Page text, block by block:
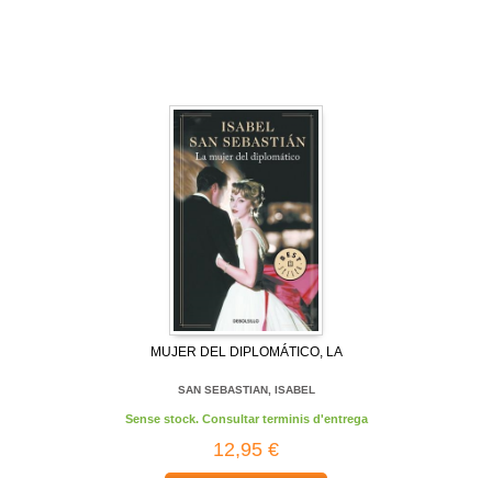
MUJER DEL DIPLOMÁTICO, LA
SAN SEBASTIAN, ISABEL
Sense stock. Consultar terminis d'entrega
12,95 €